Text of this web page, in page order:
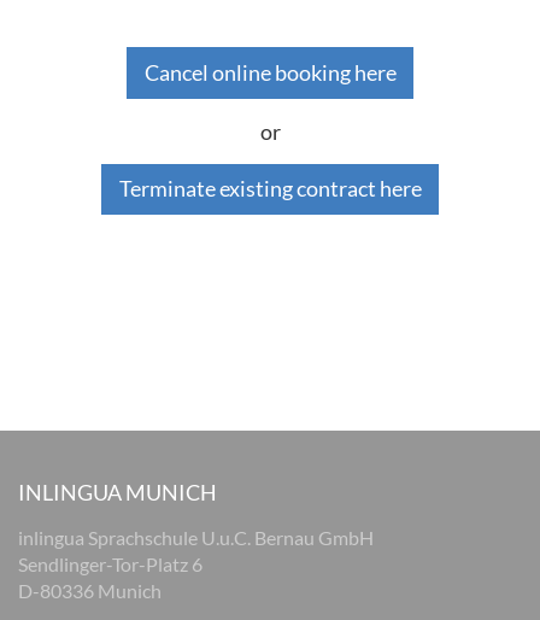
Cancel online booking here
or
Terminate existing contract here
INLINGUA MUNICH
inlingua Sprachschule U.u.C. Bernau GmbH
Sendlinger-Tor-Platz 6
D-80336 Munich